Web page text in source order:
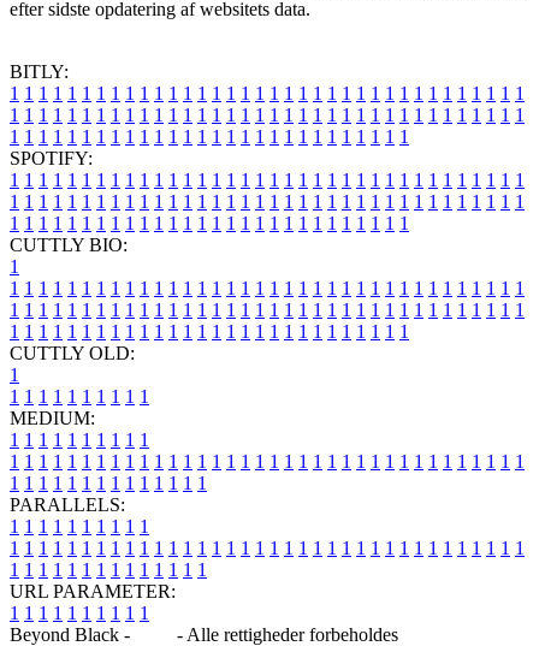
efter sidste opdatering af websitets data.
BITLY:
1 1 1 1 1 1 1 1 1 1 1 1 1 1 1 1 1 1 1 1 1 1 1 1 1 1 1 1 1 1 1 1 1 1 1 1
1 1 1 1 1 1 1 1 1 1 1 1 1 1 1 1 1 1 1 1 1 1 1 1 1 1 1 1 1 1 1 1 1 1 1 1
1 1 1 1 1 1 1 1 1 1 1 1 1 1 1 1 1 1 1 1 1 1 1 1 1 1 1 1
SPOTIFY:
1 1 1 1 1 1 1 1 1 1 1 1 1 1 1 1 1 1 1 1 1 1 1 1 1 1 1 1 1 1 1 1 1 1 1 1
1 1 1 1 1 1 1 1 1 1 1 1 1 1 1 1 1 1 1 1 1 1 1 1 1 1 1 1 1 1 1 1 1 1 1 1
1 1 1 1 1 1 1 1 1 1 1 1 1 1 1 1 1 1 1 1 1 1 1 1 1 1 1 1
CUTTLY BIO:
1
1 1 1 1 1 1 1 1 1 1 1 1 1 1 1 1 1 1 1 1 1 1 1 1 1 1 1 1 1 1 1 1 1 1 1 1
1 1 1 1 1 1 1 1 1 1 1 1 1 1 1 1 1 1 1 1 1 1 1 1 1 1 1 1 1 1 1 1 1 1 1 1
1 1 1 1 1 1 1 1 1 1 1 1 1 1 1 1 1 1 1 1 1 1 1 1 1 1 1 1
CUTTLY OLD:
1
1 1 1 1 1 1 1 1 1 1
MEDIUM:
1 1 1 1 1 1 1 1 1 1
1 1 1 1 1 1 1 1 1 1 1 1 1 1 1 1 1 1 1 1 1 1 1 1 1 1 1 1 1 1 1 1 1 1 1 1
1 1 1 1 1 1 1 1 1 1 1 1 1 1
PARALLELS:
1 1 1 1 1 1 1 1 1 1
1 1 1 1 1 1 1 1 1 1 1 1 1 1 1 1 1 1 1 1 1 1 1 1 1 1 1 1 1 1 1 1 1 1 1 1
1 1 1 1 1 1 1 1 1 1 1 1 1 1
URL PARAMETER:
1 1 1 1 1 1 1 1 1 1
Beyond Black -
- Alle rettigheder forbeholdes